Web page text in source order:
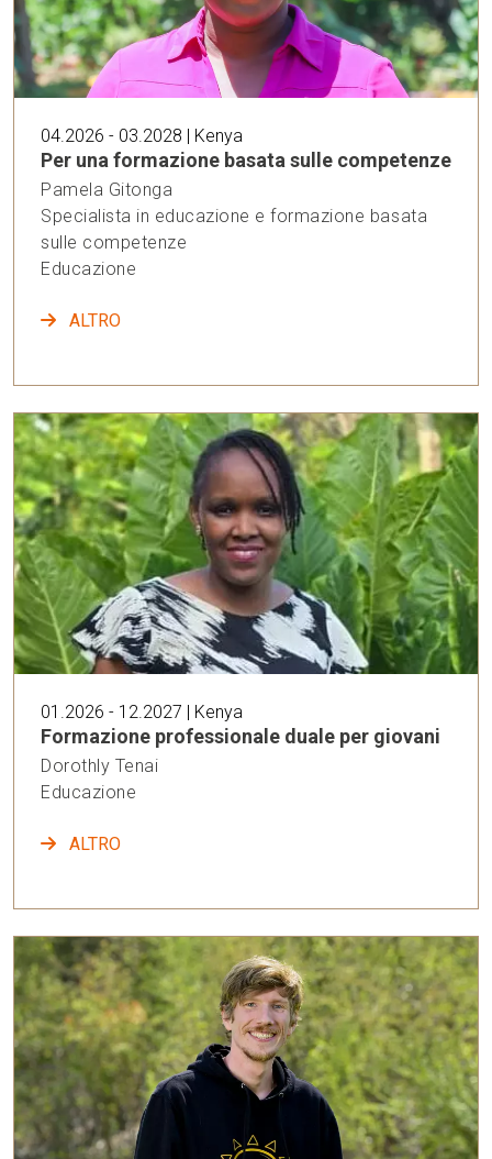
04.2026 - 03.2028 | Kenya
Per una formazione basata sulle competenze
Pamela Gitonga
Specialista in educazione e formazione basata
sulle competenze
Educazione
ALTRO
01.2026 - 12.2027 | Kenya
Formazione professionale duale per giovani
Dorothly Tenai
Educazione
ALTRO